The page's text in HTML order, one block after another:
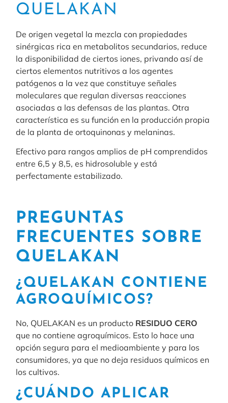
QUELAKAN
De origen vegetal la mezcla con propiedades
sinérgicas rica en metabolitos secundarios, reduce
la disponibilidad de ciertos iones, privando así de
ciertos elementos nutritivos a los agentes
patógenos a la vez que constituye señales
moleculares que regulan diversas reacciones
asociadas a las defensas de las plantas. Otra
característica es su función en la producción propia
de la planta de ortoquinonas y melaninas.
Efectivo para rangos amplios de pH comprendidos
entre 6,5 y 8,5, es hidrosoluble y está
perfectamente estabilizado.
PREGUNTAS
FRECUENTES SOBRE
QUELAKAN
¿QUELAKAN CONTIENE
AGROQUÍMICOS?
No, QUELAKAN es un producto RESIDUO CERO
que no contiene agroquímicos. Esto lo hace una
opción segura para el medioambiente y para los
consumidores, ya que no deja residuos químicos en
los cultivos.
¿CUÁNDO APLICAR